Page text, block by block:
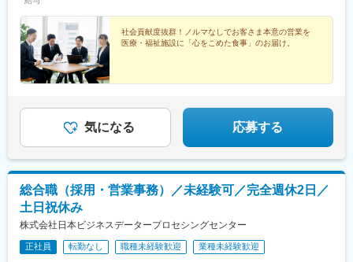
社会貢献度抜群！ノルマなしでお客さま本意の営業を
医療・福祉施設に「心をこめた食事」のお届け。
気になる 応募する
総合職（採用・営業事務）／未経験可／完全週休2日／
土日祝休み
株式会社日本ビジネスデータープロセシングセンター
正社員 転勤なし 職種未経験歓迎 業種未経験歓迎